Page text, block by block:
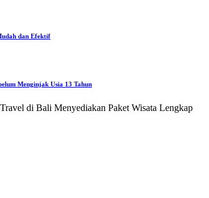
dan Efektif
Menginjak Usia 13 Tahun
di Bali Menyediakan Paket Wisata Lengkap